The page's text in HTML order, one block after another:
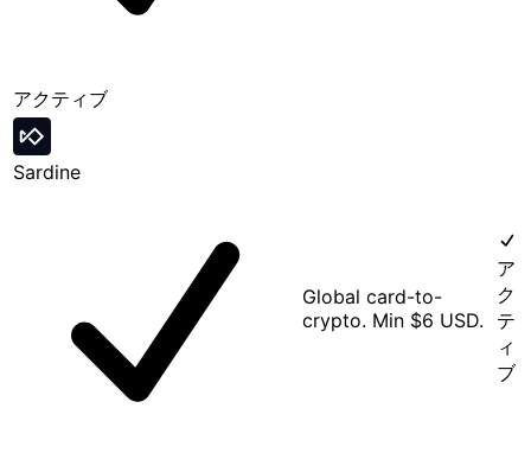
アクティブ
Sardine
Global card-to-
crypto. Min $6 USD.
ア
ク
テ
ィ
ブ